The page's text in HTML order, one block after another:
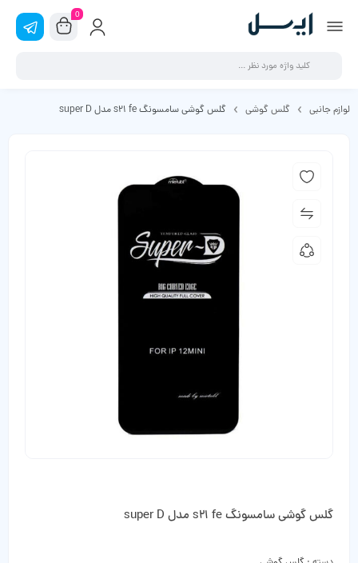
0
لوازم جانبی گلس گوشی گلس گوشی سامسونگ s21 fe مدل super D
گلس گوشی سامسونگ s21 fe مدل super D